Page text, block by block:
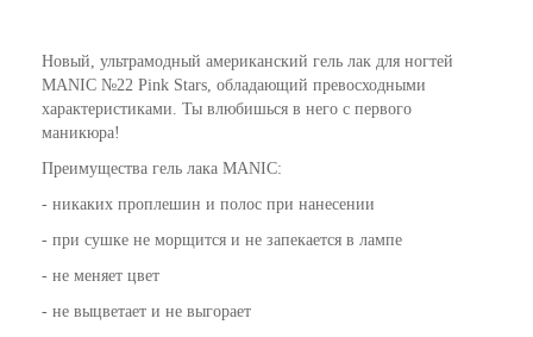
Новый, ультрамодный американский гель лак для ногтей
MANIC №22 Pink Stars, обладающий превосходными
характеристиками. Ты влюбишься в него с первого
маникюра!
Преимущества гель лака MANIC:
- никаких проплешин и полос при нанесении
- при сушке не морщится и не запекается в лампе
- не меняет цвет
- не выцветает и не выгорает